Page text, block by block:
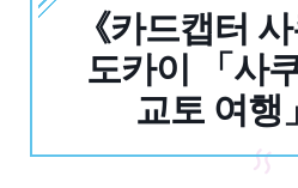
《카드캡터
도카이 「사
교토 여행